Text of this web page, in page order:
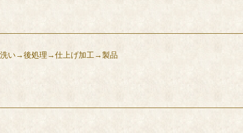
い→後処理→仕上げ加工→製品